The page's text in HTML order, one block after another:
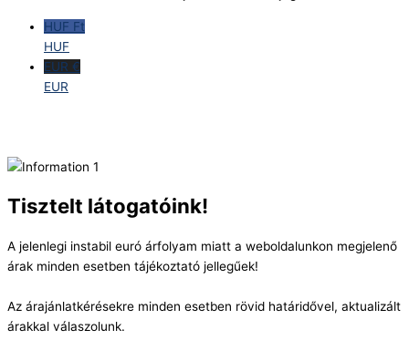
HUF Ft
HUF
EUR €
EUR
Tisztelt látogatóink!
A jelenlegi instabil euró árfolyam miatt a weboldalunkon megjelenő
árak minden esetben tájékoztató jellegűek!
Az árajánlatkérésekre minden esetben rövid határidővel, aktualizált
árakkal válaszolunk.